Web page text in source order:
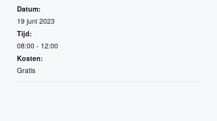
Datum:
19 juni 2023
Tijd:
08:00 - 12:00
Kosten:
Gratis